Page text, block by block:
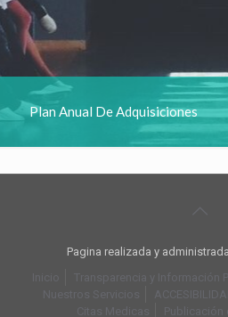
Plan Anual De Adquisiciones
Pagina realizada y
Inicio
Transparencia y Información
Nuestros Servicios
Citas Medicas
Publicación